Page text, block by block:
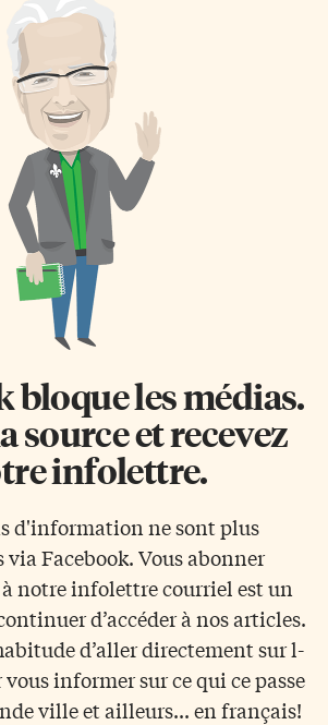
bloque les médias.
source et recevez
infolettre.
d'information ne sont plus
via Facebook. Vous abonner
notre infolettre courriel est un
d’accéder à nos articles.
d’aller directement sur l-
vous informer sur ce qui ce passe
ville et ailleurs... en français!